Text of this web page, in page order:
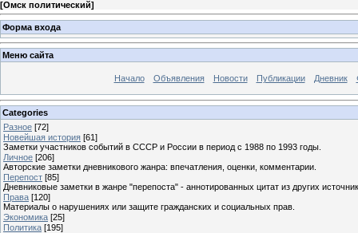
[Омск политический]
Форма входа
Меню сайта
Начало Объявления Новости Публикации Дневник
Categories
Разное [72]
Новейшая история [61]
Заметки участников событий в СССР и России в период с 1988 по 1993 годы.
Личное [206]
Авторские заметки дневникового жанра: впечатления, оценки, комментарии.
Перепост [85]
Дневниковые заметки в жанре "перепоста" - аннотированных цитат из других
Права [120]
Материалы о нарушениях или защите гражданских и социальных прав.
Экономика [25]
Политика [195]